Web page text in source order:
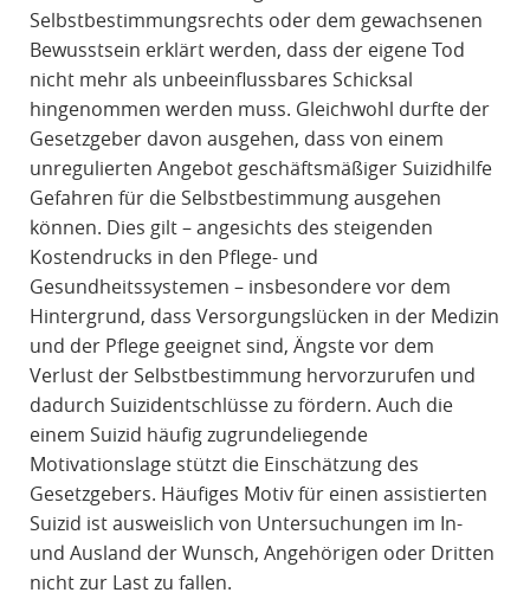
Selbstbestimmungsrechts oder dem gewachsenen
Bewusstsein erklärt werden, dass der eigene Tod
nicht mehr als unbeeinflussbares Schicksal
hingenommen werden muss. Gleichwohl durfte der
Gesetzgeber davon ausgehen, dass von einem
unregulierten Angebot geschäftsmäßiger Suizidhilfe
Gefahren für die Selbstbestimmung ausgehen
können. Dies gilt – angesichts des steigenden
Kostendrucks in den Pflege- und
Gesundheitssystemen – insbesondere vor dem
Hintergrund, dass Versorgungslücken in der Medizin
und der Pflege geeignet sind, Ängste vor dem
Verlust der Selbstbestimmung hervorzurufen und
dadurch Suizidentschlüsse zu fördern. Auch die
einem Suizid häufig zugrundeliegende
Motivationslage stützt die Einschätzung des
Gesetzgebers. Häufiges Motiv für einen assistierten
Suizid ist ausweislich von Untersuchungen im In-
und Ausland der Wunsch, Angehörigen oder Dritten
nicht zur Last zu fallen.